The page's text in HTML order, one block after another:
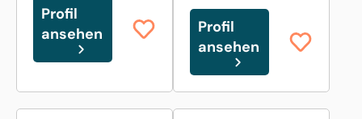
Profil
ansehen
Profil
ansehen